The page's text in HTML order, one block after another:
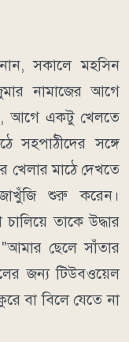
সকালে মহসিন
নামাজের আগে
আগে একটু খেলতে
সহপাঠীদের সঙ্গে
মাঠে দেখতে
শুরু করেন।
তাকে উদ্ধার
ছেলে সাঁতার
জন্য টিউবওয়েল
বা বিলে যেতে না